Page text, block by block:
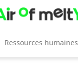
Ressources humaines